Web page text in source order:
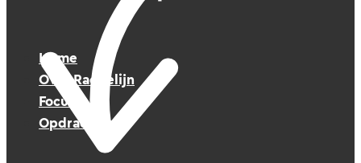
Home
Over Raedelijn
Focus
Opdrachten